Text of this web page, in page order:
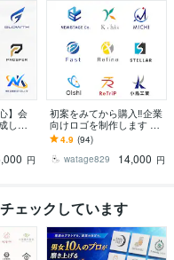
】会
しま
する
ゴデ
円
初案をみてから購入‼企業
向けロゴを制作します 初
案をみてから購入!!修正無
制限!・２案提案・著作権
譲渡
4.9 (94)
watage829
14,000 円
ェックしています